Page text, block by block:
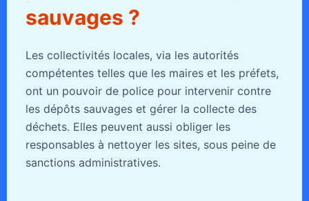
sauvages ?
Les collectivités locales, via les autorités
compétentes telles que les maires et les préfets,
ont un pouvoir de police pour intervenir contre
les dépôts sauvages et gérer la collecte des
déchets. Elles peuvent aussi obliger les
responsables à nettoyer les sites, sous peine de
sanctions administratives.